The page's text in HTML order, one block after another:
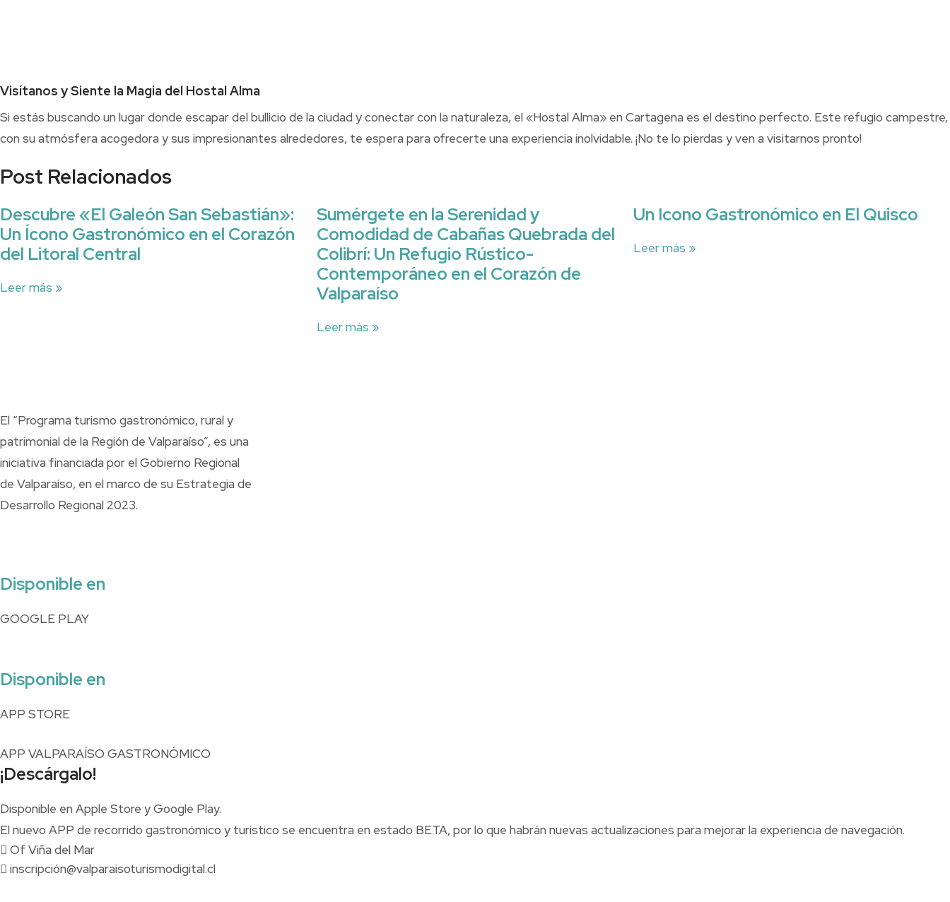
Visítanos y Siente la Magia del Hostal Alma
Si estás buscando un lugar donde escapar del bullicio de la ciudad y conectar con la naturaleza, el «Hostal Alma» en Cartagena es el destino perfecto. Este refugio campestre,
con su atmósfera acogedora y sus impresionantes alrededores, te espera para ofrecerte una experiencia inolvidable. ¡No te lo pierdas y ven a visitarnos pronto!
Post Relacionados
Descubre «El Galeón San Sebastián»:
Un Ícono Gastronómico en el Corazón
del Litoral Central
Leer más »
Sumérgete en la Serenidad y
Comodidad de Cabañas Quebrada del
Colibrí: Un Refugio Rústico-
Contemporáneo en el Corazón de
Valparaíso
Leer más »
Un Icono Gastronómico en El Quisco
Leer más »
El “Programa turismo gastronómico, rural y
patrimonial de la Región de Valparaíso”, es una
iniciativa financiada por el Gobierno Regional
de Valparaíso, en el marco de su Estrategia de
Desarrollo Regional 2023.
Disponible en
GOOGLE PLAY
Disponible en
APP STORE
APP VALPARAÍSO GASTRONÓMICO
¡Descárgalo!
Disponible en Apple Store y Google Play.
El nuevo APP de recorrido gastronómico y turístico se encuentra en estado BETA, por lo que habrán nuevas actualizaciones para mejorar la experiencia de navegación.
Of Viña del Mar
inscripción@valparaisoturismodigital.cl